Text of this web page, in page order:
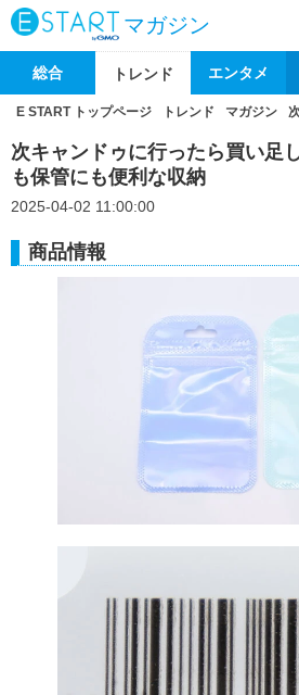
マガジン
総合 トレンド エンタメ
E START トップページ トレンド マガジン
次キャンドゥに行ったら買い足
も保管にも便利な収納
2025-04-02 11:00:00
商品情報